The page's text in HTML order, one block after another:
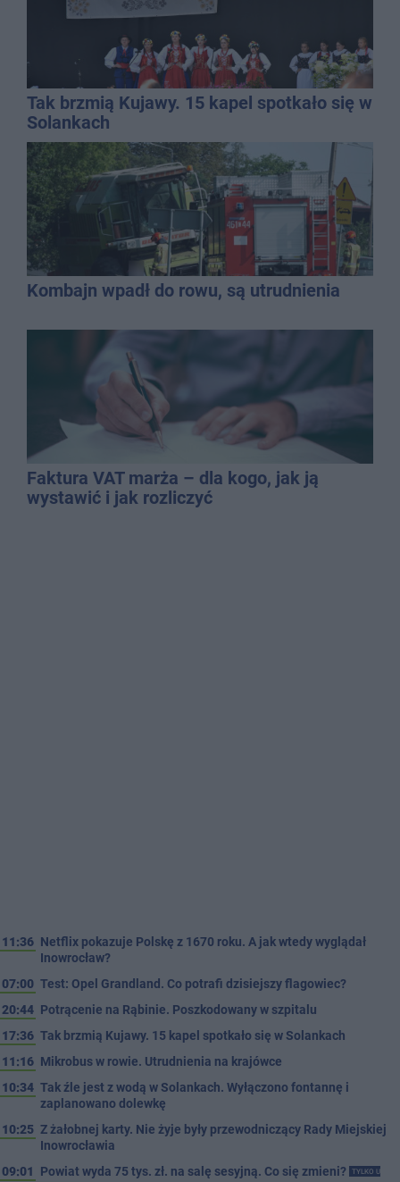
Tak brzmią Kujawy. 15 kapel spotkało się w
Solankach
Kombajn wpadł do rowu, są utrudnienia
Faktura VAT marża – dla kogo, jak ją
wystawić i jak rozliczyć
11:36 Netflix pokazuje Polskę z 1670 roku. A jak wtedy wyglądał
Inowrocław?
07:00 Test: Opel Grandland. Co potrafi dzisiejszy flagowiec?
20:44 Potrącenie na Rąbinie. Poszkodowany w szpitalu
17:36 Tak brzmią Kujawy. 15 kapel spotkało się w Solankach
11:16 Mikrobus w rowie. Utrudnienia na krajówce
10:34 Tak źle jest z wodą w Solankach. Wyłączono fontannę i
zaplanowano dolewkę
10:25 Z żałobnej karty. Nie żyje były przewodniczący Rady Miejskiej
Inowrocławia
09:01
Powiat wyda 75 tys. zł. na salę sesyjną. Co się zmieni? TYLKO U